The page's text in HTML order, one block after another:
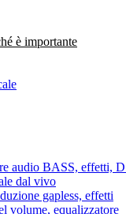
audio BASS, effetti,
dal vivo
gapless, effetti
volume, equalizzatore
è importante